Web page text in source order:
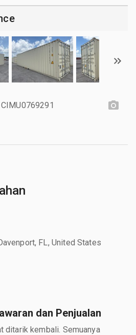
CIMU0769291
FL, United States
dan Penjualan
ditarik kembali. Semuanya